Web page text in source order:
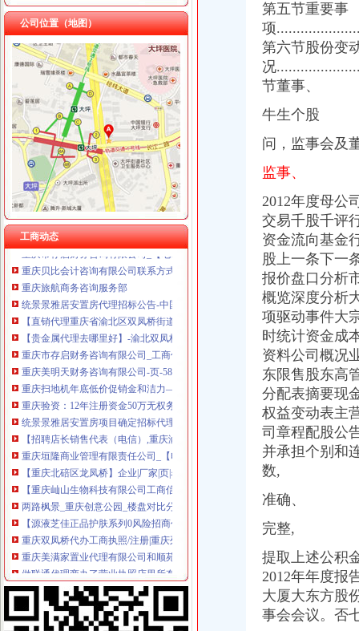
公司位置（地图）
工商动态
双凤桥代办执照
双凤铜镜图片|双凤铜镜样板图|双凤铜镜效果图片_香港太古估计拍卖有
大厦股份（）2009年年度报告
大东方：2012年年度报告（2013-04-09）_大东方（）个股公
做联通代理商办了营业执照店里所有卖出去的产品都需要交税吗？或者
重庆营业执照变更查询_列表网
重庆代理记账服务顶呱呱优势重庆代理记账今题网
空港红树林茶楼转让—重庆渝北区双凤桥恒信气相谱仪
重庆财务/会计助理：日永光学招聘财务代招-重庆爱问分类
重庆市存启财务咨询有限公司_【电话地址_招聘信息_注册信息_信用信
重庆贝比会计咨询有限公司联系方式_信用报告_工商信息-启信宝
重庆旅航商务咨询服务部
统景景雅居安置房代理招标公告-中国采招网
【直销代理重庆省渝北区双凤桥街道】价格,厂家,图片,
【贵金属代理去哪里好】-渝北双凤桥易登网
重庆市存启财务咨询有限公司_工商信息_电话_地址_信用信息_财务信
重庆美明天财务咨询有限公司-页-58企业网站
重庆扫地机年底低价促销金和洁力—重庆渝北区双凤桥道路清扫车
重庆验资：12年注册资金50万无权务的建筑劳务公司转让-重庆
统景景雅居安置房项目确定招标代理机构的公告_中国招标网_重庆市
【招聘店长销售代表（电信）,重庆渝振轩通信器材有限公司招聘】-
重庆垣隆商业管理有限责任公司_【电话地址_招聘信息_注册信息_信用
【重庆北碚区龙凤桥】企业|厂家|页|名录_第8页_顺企网
【重庆屾山生物科技有限公司工商信息】-阿土伯工商信息查询
两路枫景_重庆创意公园_楼盘对比分析-重庆乐居
【源液芝佳正品护肤系列0风险招商代理】-渝北双凤桥易登网
重庆双凤桥代办工商执照/注册|重庆列表网
重庆美满家置业代理有限公司和顺苑分店_【电话地址_招聘信息_注册
做联通代理商办了营业执照店里所有卖出去的产品都需要交税吗？或者
重庆渝北双凤桥工商年检代办公司|重庆列表网
今年淘汰2.73万台标车每辆车高可获3600元补贴-上游新闻汇聚向
原告重庆方塔纳迪汽车饰品有限公司诉被告重庆市明远橡塑模具有限
青麓雅园_重庆创意公园_楼盘对比分析-重庆乐居
第五节重要事
项
第六节股份变
况
节董事、
牛生个股
问， 监事会及
监事、
2012年度母公
交易千股千评
资金流向基金
股上一条下一
报价盘口分析
概览深度分析
项驱动事件大
时统计资金成
资料公司概况
东限售股东高
分配表摘要现
权益变动表主
司章程配股公
并承担个别和
数,
准确、
完整,
提取上述公积
2012年年度报
大厦大东方股
事会会议。否